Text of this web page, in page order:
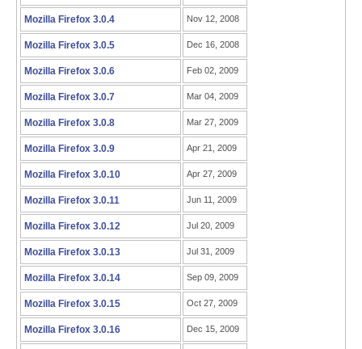
Mozilla Firefox 3.0.4 Nov 12, 2008
Mozilla Firefox 3.0.5 Dec 16, 2008
Mozilla Firefox 3.0.6 Feb 02, 2009
Mozilla Firefox 3.0.7 Mar 04, 2009
Mozilla Firefox 3.0.8 Mar 27, 2009
Mozilla Firefox 3.0.9 Apr 21, 2009
Mozilla Firefox 3.0.10 Apr 27, 2009
Mozilla Firefox 3.0.11 Jun 11, 2009
Mozilla Firefox 3.0.12 Jul 20, 2009
Mozilla Firefox 3.0.13 Jul 31, 2009
Mozilla Firefox 3.0.14 Sep 09, 2009
Mozilla Firefox 3.0.15 Oct 27, 2009
Mozilla Firefox 3.0.16 Dec 15, 2009